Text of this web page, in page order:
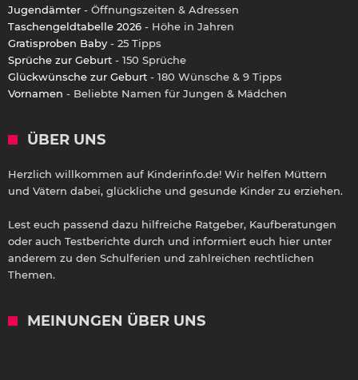
Jugendämter - Öffnungszeiten & Adressen
Taschengeldtabelle 2026 - Höhe in Jahren
Gratisproben Baby - 25 Tipps
Sprüche zur Geburt - 150 Sprüche
Glückwünsche zur Geburt - 180 Wünsche & 9 Tipps
Vornamen - Beliebte Namen für Jungen & Mädchen
ÜBER UNS
Herzlich willkommen auf Kinderinfo.de! Wir helfen Müttern
und Vätern dabei, glückliche und gesunde Kinder zu erziehen.
Lest euch passend dazu hilfreiche Ratgeber, Kaufberatungen
oder auch Testberichte durch und informiert euch hier unter
anderem zu den Schulferien und zahlreichen rechtlichen
Themen.
MEINUNGEN ÜBER UNS